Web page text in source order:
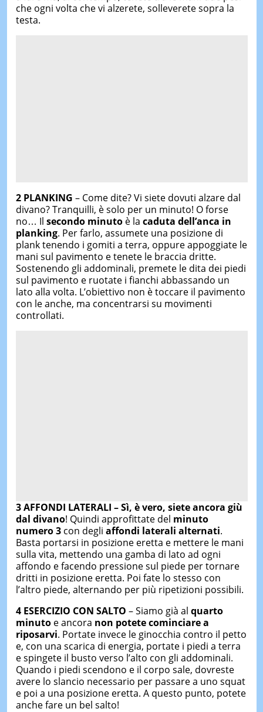
che ogni volta che vi alzerete, solleverete sopra la
testa.
2 PLANKING – Come dite? Vi siete dovuti alzare dal
divano? Tranquilli, è solo per un minuto! O forse
no… Il secondo minutoè la caduta dell’anca in
planking. Per farlo, assumete una posizione di
plank tenendo i gomiti a terra, oppure appoggiate le
mani sul pavimento e tenete le braccia dritte.
Sostenendo gli addominali, premete le dita dei piedi
sul pavimento e ruotate i fianchi abbassando un
lato alla volta. L’obiettivo non è toccare il pavimento
con le anche, ma concentrarsi su movimenti
controllati.
3 AFFONDI LATERALI – Sì, è vero, siete ancora giù
dal divano! Quindi approfittate del minuto
numero 3con degli affondi laterali alternati.
Basta portarsi in posizione eretta e mettere le mani
sulla vita, mettendo una gamba di lato ad ogni
affondo e facendo pressione sul piede per tornare
dritti in posizione eretta. Poi fate lo stesso con
l’altro piede, alternando per più ripetizioni possibili.
4 ESERCIZIO CON SALTO – Siamo già al quarto
minutoe ancora non potete cominciare a
riposarvi. Portate invece le ginocchia contro il petto
e, con una scarica di energia, portate i piedi a terra
e spingete il busto verso l’alto con gli addominali.
Quando i piedi scendono e il corpo sale, dovreste
avere lo slancio necessario per passare a uno squat
e poi a una posizione eretta. A questo punto, potete
anche fare un bel salto!